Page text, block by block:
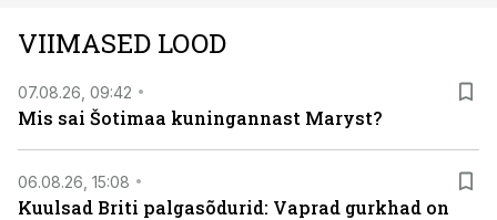
VIIMASED LOOD
07.08.26, 09:42
Mis sai Šotimaa kuningannast Maryst?
06.08.26, 15:08
Kuulsad Briti palgasõdurid: Vaprad gurkhad on